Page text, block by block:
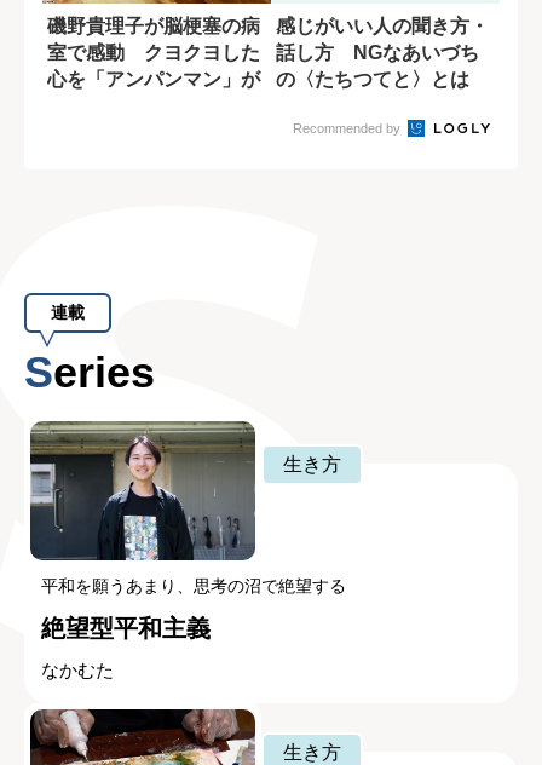
磯野貴理子が脳梗塞の病
室で感動 クヨクヨした
心を「アンパンマン」が
感じがいい人の聞き方・
話し方 NGなあいづち
の〈たちつてと〉とは
Recommended by
連載
Series
生き方
平和を願うあまり、思考の沼で絶望する
絶望型平和主義
なかむた
生き方